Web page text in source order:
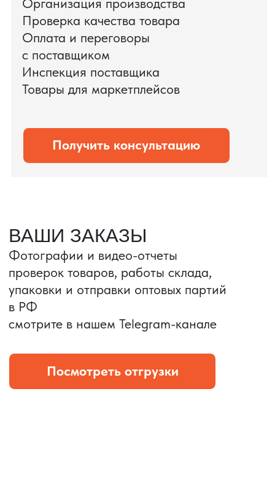
доставлены точно в срок и без
дополнительных рисков.
PRO TORG — проверенный партнёр по
международной логистике для ведущих
федеральных компаний.
Оставить заявку
Портативные колонки
Условия: Тираж 3100 шт.
Колонка с шнуром
зарядным, без коробки
и ложемента (эвы).
Условия: Тираж 5900 шт.
15w.
Комплект: устройство +
провод Type C.
КОНТРОЛЬ КАЧЕСТВА
Проверка по ТЗ включает: